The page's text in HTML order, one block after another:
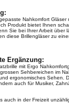
Nahkomfort Gläser
Produkt bietet Ihnen
Sie bei Ihrer Arbeit über
diese Brillengläser zu
Ergänzung:
mit Ergo
Sehbereichen im
ergonomisches Sehen.
auch für Musiker,
auch in der Freizeit